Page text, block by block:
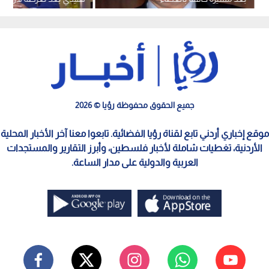
جميع الحقوق محفوظة رؤيا © 2026
موقع إخباري أردني تابع لقناة رؤيا الفضائية. تابعوا معنا آخر الأخبار المحلية
الأردنية، تغطيات شاملة لأخبار فلسطين، وأبرز التقارير والمستجدات
العربية والدولية على مدار الساعة.